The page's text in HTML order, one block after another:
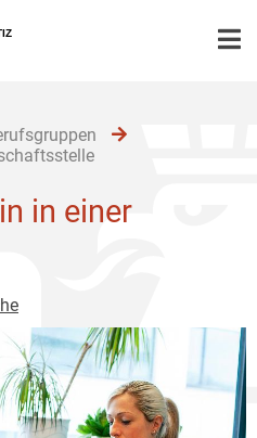
in einer